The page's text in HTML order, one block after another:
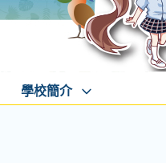
學校簡介